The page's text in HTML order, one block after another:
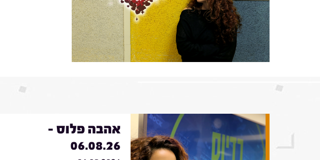
אהבה פלוס -
06.08.26